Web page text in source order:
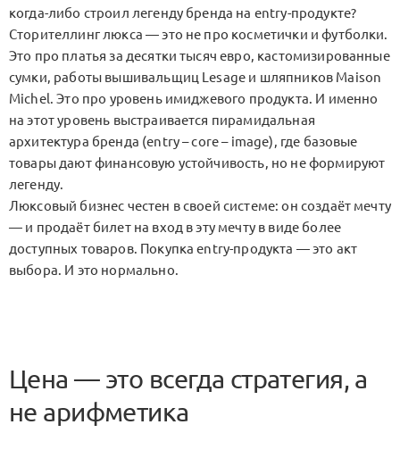
когда-либо строил легенду бренда на entry-продукте?
Сторителлинг люкса — это не про косметички и футболки.
Это про платья за десятки тысяч евро, кастомизированные
сумки, работы вышивальщиц Lesage и шляпников Maison
Michel. Это про уровень имиджевого продукта. И именно
на этот уровень выстраивается пирамидальная
архитектура бренда (entry – core – image), где базовые
товары дают финансовую устойчивость, но не формируют
легенду.
Люксовый бизнес честен в своей системе: он создаёт мечту
— и продаёт билет на вход в эту мечту в виде более
доступных товаров. Покупка entry-продукта — это акт
выбора. И это нормально.
Цена — это всегда стратегия, а
не арифметика